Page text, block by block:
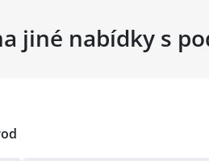
jiné nabídky s